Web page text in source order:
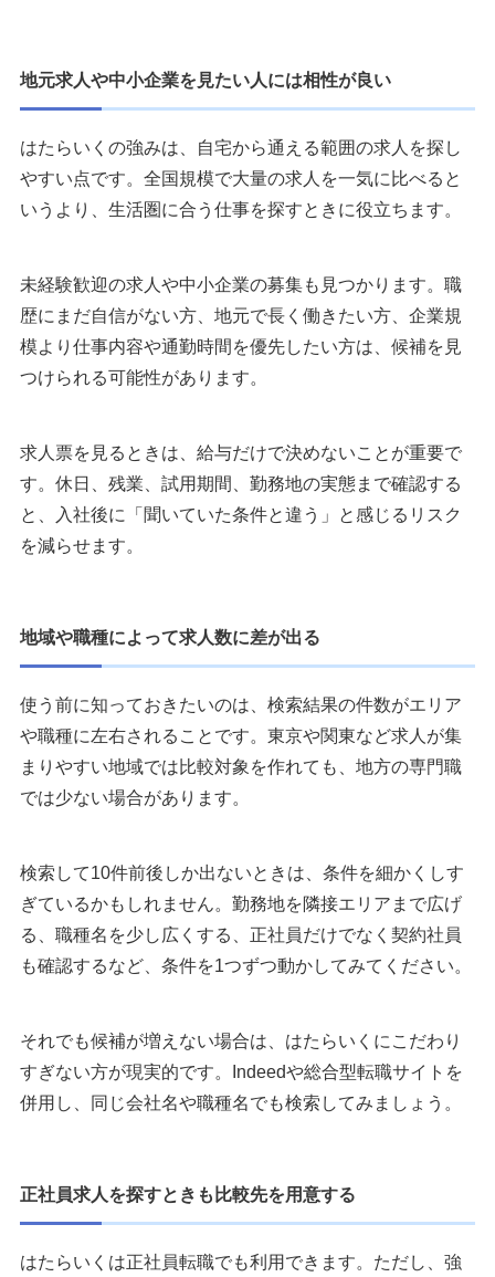
地元求人や中小企業を見たい人には相性が良い
はたらいくの強みは、自宅から通える範囲の求人を探し
やすい点です。全国規模で大量の求人を一気に比べると
いうより、生活圏に合う仕事を探すときに役立ちます。
未経験歓迎の求人や中小企業の募集も見つかります。職
歴にまだ自信がない方、地元で長く働きたい方、企業規
模より仕事内容や通勤時間を優先したい方は、候補を見
つけられる可能性があります。
求人票を見るときは、給与だけで決めないことが重要で
す。休日、残業、試用期間、勤務地の実態まで確認する
と、入社後に「聞いていた条件と違う」と感じるリスク
を減らせます。
地域や職種によって求人数に差が出る
使う前に知っておきたいのは、検索結果の件数がエリア
や職種に左右されることです。東京や関東など求人が集
まりやすい地域では比較対象を作れても、地方の専門職
では少ない場合があります。
検索して10件前後しか出ないときは、条件を細かくしす
ぎているかもしれません。勤務地を隣接エリアまで広げ
る、職種名を少し広くする、正社員だけでなく契約社員
も確認するなど、条件を1つずつ動かしてみてください。
それでも候補が増えない場合は、はたらいくにこだわり
すぎない方が現実的です。Indeedや総合型転職サイトを
併用し、同じ会社名や職種名でも検索してみましょう。
正社員求人を探すときも比較先を用意する
はたらいくは正社員転職でも利用できます。ただし、強